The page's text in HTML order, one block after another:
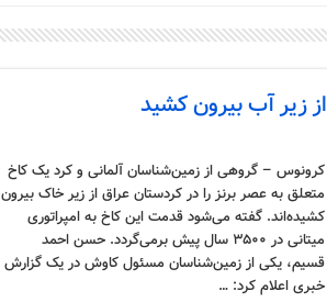
کرونوس – گروهی از زمین‌شناسان آلمانی و کرد یک کاخ
متعلق به عصر برنز را در کردستان عراق از زیر خاک بیرون
کشیده‌اند. گفته می‌شود قدمت این کاخ به امپراتوری
میتانی در ۳۵۰۰ سال پیش برمی‌گردد. حسن احمد
قسیم، یکی از زمین‌شناسان مسئول کاوش در یک گزارش
خبری اعلام کرد: …